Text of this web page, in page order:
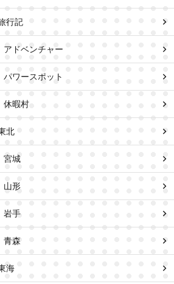
行記
アドベンチャー
パワースポット
休暇村
北
宮城
山形
岩手
青森
海